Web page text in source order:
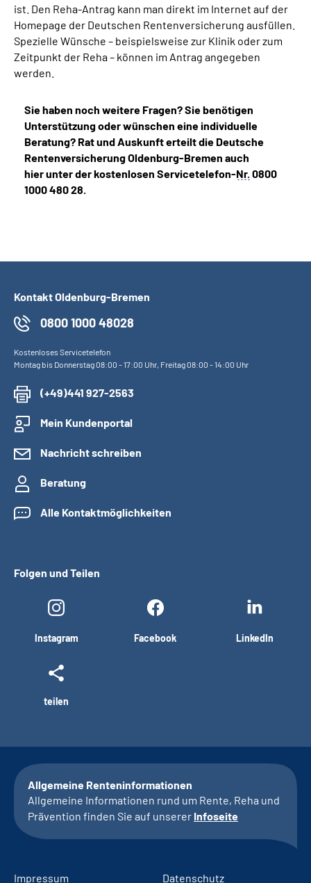
ist. Den Reha-Antrag kann man direkt im Internet auf der
Homepage der Deutschen Rentenversicherung ausfüllen.
Spezielle Wünsche – beispielsweise zur Klinik oder zum
Zeitpunkt der Reha – können im Antrag angegeben
werden.
Sie haben noch weitere Fragen? Sie benötigen
Unterstützung oder wünschen eine individuelle
Beratung? Rat und Auskunft erteilt die Deutsche
Rentenversicherung Oldenburg-Bremen auch
hier unter der kostenlosen Servicetelefon-Nr.0800
1000 480 28.
Kontakt Oldenburg-Bremen
0800 1000 48028
Kostenloses Servicetelefon
Montag bis Donnerstag 08:00 - 17:00 Uhr, Freitag 08:00 - 14:00 Uhr
(+49)441 927-2563
Mein Kundenportal
Nachricht schreiben
Beratung
Alle Kontaktmöglichkeiten
Folgen und Teilen
Instagram Facebook LinkedIn
teilen
Allgemeine Renteninformationen
Allgemeine Informationen rund um Rente, Reha und
Prävention finden Sie auf unserer Infoseite
Impressum Datenschutz